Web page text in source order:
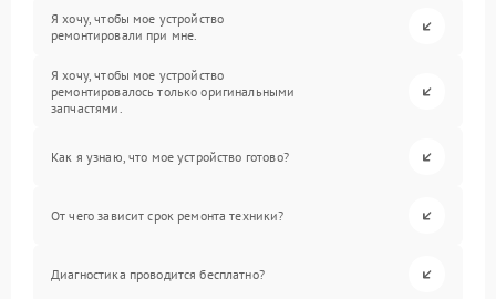
Я хочу, чтобы мое устройство
ремонтировали при мне.
Я хочу, чтобы мое устройство
ремонтировалось только оригинальными
запчастями.
Как я узнаю, что мое устройство готово?
От чего зависит срок ремонта техники?
Диагностика проводится бесплатно?